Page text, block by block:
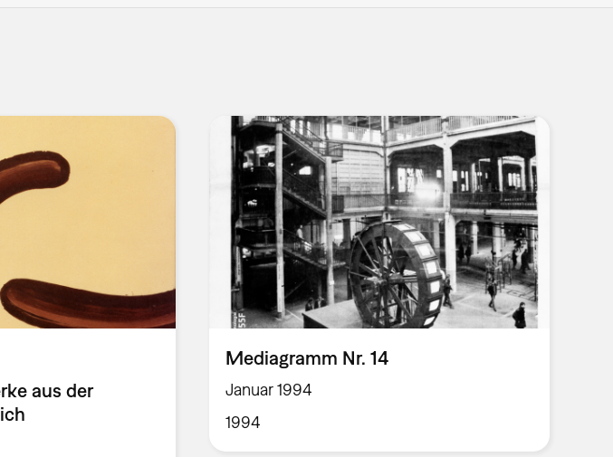
aus der
Mediagramm Nr. 14
Januar 1994
1994